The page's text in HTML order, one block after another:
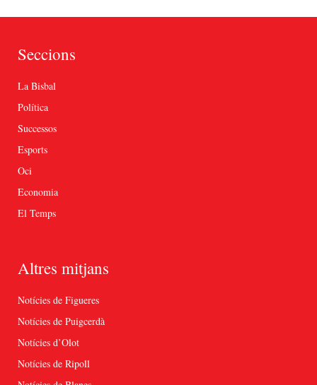
Seccions
La Bisbal
Política
Successos
Esports
Oci
Economia
El Temps
Altres mitjans
Notícies de Figueres
Notícies de Puigcerdà
Notícies d’Olot
Notícies de Ripoll